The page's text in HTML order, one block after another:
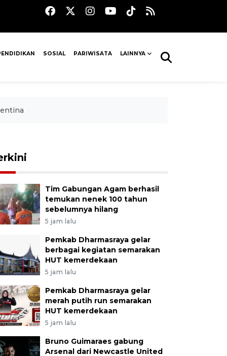
SOSIAL PARIWISATA LAINNYA
Tim Gabungan Agam berhasil
temukan nenek 100 tahun
sebelumnya hilang
5 jam lalu
Pemkab Dharmasraya gelar
berbagai kegiatan semarakan
HUT kemerdekaan
5 jam lalu
Pemkab Dharmasraya gelar
merah putih run semarakan
HUT kemerdekaan
5 jam lalu
Bruno Guimaraes gabung
Arsenal dari Newcastle United